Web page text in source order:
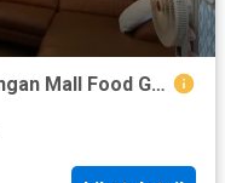
Rumah Full Furnished Dekat Dengan Mall Food Grade Kelapa Gading